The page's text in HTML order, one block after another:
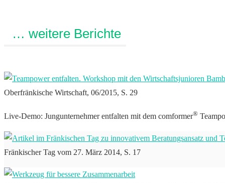
… weitere Berichte
Oberfränkische Wirtschaft, 06/2015, S. 29
Live-Demo: Jungunternehmer entfalten mit dem comformer®
Fränkischer Tag vom 27. März 2014, S. 17